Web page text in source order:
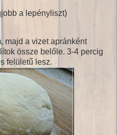
a lepényliszt)
majd a vizet apránként
össze belőle. 3-4 percig
felületű lesz.